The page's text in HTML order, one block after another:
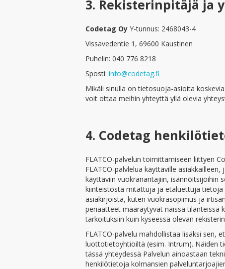
3. Rekisterinpitäjä ja
Codetag Oy Y-tunnus: 2468043-4
Vissavedentie 1, 69600 Kaustinen
Puhelin: 040 776 8218
Sposti: info@codetag.fi
Mikäli sinulla on tietosuoja-asioita
voit ottaa meihin yhteyttä yllä olevia
4. Codetag
FLATCO-palvelun toimittamiseen liittyen
FLATCO-palvlelua käyttäville
käyttäviin vuokranantajiin, isännöitsijöihin
kiinteistöstä mitattuja ja etäluettuja tietoja
asiakirjoista, kuten vuokrasopimus ja
periaatteet määräytyvät näissä tilanteissa
tarkoituksiin kuin kyseessä olevan
FLATCO-palvelu mahdollistaa lisäksi sen,
luottotietoyhtiöiltä (esim. Intrum). Näiden
tässä yhteydessä Palvelun ainoastaan
henkilötietoja kolmansien